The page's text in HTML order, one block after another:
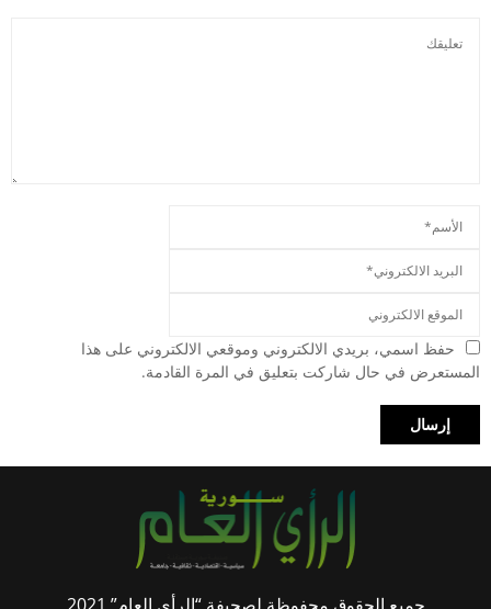
حفظ اسمي، بريدي الالكتروني وموقعي الالكتروني على هذا
المستعرض في حال شاركت بتعليق في المرة القادمة.